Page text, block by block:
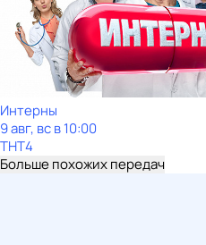
Интерны
9 авг, вс в 10:00
ТНТ4
Больше похожих передач